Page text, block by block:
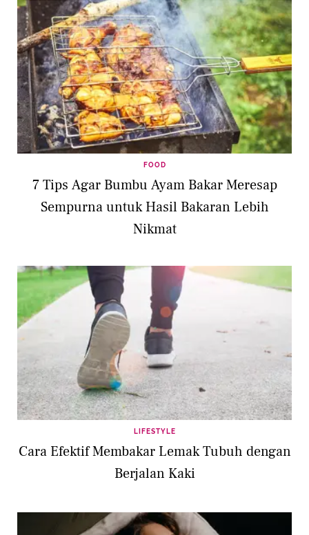
FOOD
7 Tips Agar Bumbu Ayam Bakar Meresap
Sempurna untuk Hasil Bakaran Lebih
Nikmat
LIFESTYLE
Cara Efektif Membakar Lemak Tubuh dengan
Berjalan Kaki